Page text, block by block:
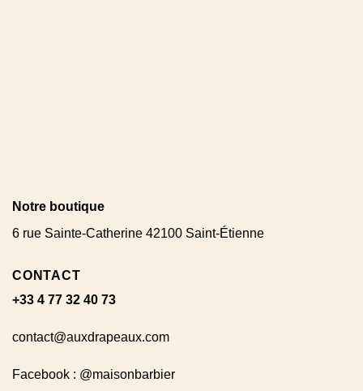
Notre boutique
6 rue Sainte-Catherine 42100 Saint-Étienne
CONTACT
+33 4 77 32 40 73
contact@auxdrapeaux.com
Facebook : @maisonbarbier